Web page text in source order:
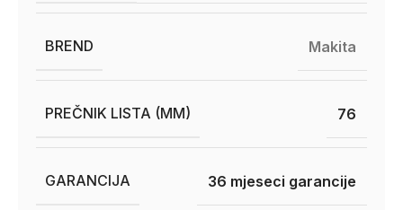
BREND Makita
PREČNIK LISTA (MM) 76
GARANCIJA 36 mjeseci garancije